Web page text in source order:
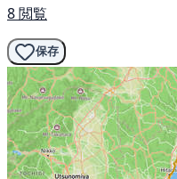
8 閲覧
保存